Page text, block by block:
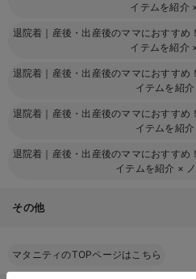
イテムを紹介
退院着｜産後・出産後のママにおすすめ
イテムを紹介
退院着｜産後・出産後のママにおすすめ
イテムを紹介
退院着｜産後・出産後のママにおすすめ
イテムを紹介
退院着｜産後・出産後のママにおすすめ
イテムを紹介 ×
その他
マタニティのTOPページはこちら